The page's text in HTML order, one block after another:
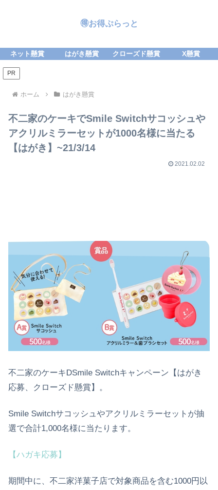
🉐お得ぷらっと
ネット懸賞 はがき懸賞 クローズド懸賞 X懸賞
PR
ホーム はがき懸賞
不二家のケーキでSmile Switchサコッシュや
アクリルミラーセットが1000名様に当たる
【はがき】~21/3/14
2021.02.02
不二家のケーキDSmile Switchキャンペーン【はがき
応募、クローズド懸賞】。
Smile Switchサコッシュやアクリルミラーセットが抽
選で合計1,000名様に当たります。
【ハガキ応募】
期間中に、不二家洋菓子店で対象商品を含む1000円以